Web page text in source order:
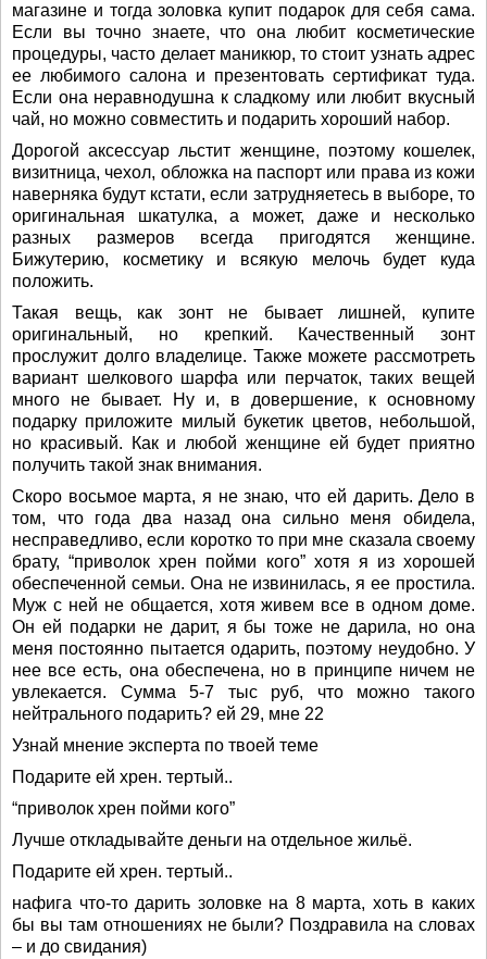
магазине и тогда золовка купит подарок для себя сама.
Если вы точно знаете, что она любит косметические
процедуры, часто делает маникюр, то стоит узнать адрес
ее любимого салона и презентовать сертификат туда.
Если она неравнодушна к сладкому или любит вкусный
чай, но можно совместить и подарить хороший набор.
Дорогой аксессуар льстит женщине, поэтому кошелек,
визитница, чехол, обложка на паспорт или права из кожи
наверняка будут кстати, если затрудняетесь в выборе, то
оригинальная шкатулка, а может, даже и несколько
разных размеров всегда пригодятся женщине.
Бижутерию, косметику и всякую мелочь будет куда
положить.
Такая вещь, как зонт не бывает лишней, купите
оригинальный, но крепкий. Качественный зонт
прослужит долго владелице. Также можете рассмотреть
вариант шелкового шарфа или перчаток, таких вещей
много не бывает. Ну и, в довершение, к основному
подарку приложите милый букетик цветов, небольшой,
но красивый. Как и любой женщине ей будет приятно
получить такой знак внимания.
Скоро восьмое марта, я не знаю, что ей дарить. Дело в
том, что года два назад она сильно меня обидела,
несправедливо, если коротко то при мне сказала своему
брату, “приволок хрен пойми кого” хотя я из хорошей
обеспеченной семьи. Она не извинилась, я ее простила.
Муж с ней не общается, хотя живем все в одном доме.
Он ей подарки не дарит, я бы тоже не дарила, но она
меня постоянно пытается одарить, поэтому неудобно. У
нее все есть, она обеспечена, но в принципе ничем не
увлекается. Сумма 5-7 тыс руб, что можно такого
нейтрального подарить? ей 29, мне 22
Узнай мнение эксперта по твоей теме
Подарите ей хрен. тертый..
“приволок хрен пойми кого”
Лучше откладывайте деньги на отдельное жильё.
Подарите ей хрен. тертый..
нафига что-то дарить золовке на 8 марта, хоть в каких
бы вы там отношениях не были? Поздравила на словах
– и до свидания)